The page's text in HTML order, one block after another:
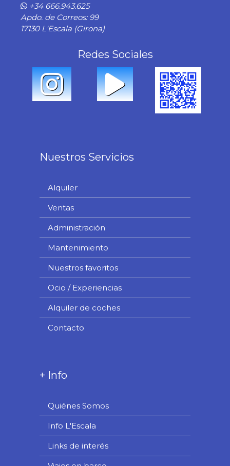
+34 666.943.625
Apdo. de Correos: 99
17130 L'Escala (Girona)
Redes Sociales
Nuestros Servicios
Alquiler
Ventas
Administración
Mantenimiento
Nuestros favoritos
Ocio / Experiencias
Alquiler de coches
Contacto
+ Info
Quiénes Somos
Info L'Escala
Links de interés